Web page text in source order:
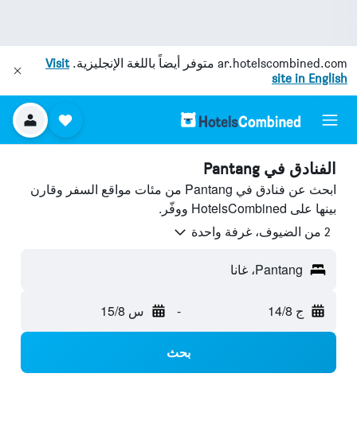
ar.hotelscombined.com متوفر أيضاً باللغة الإنجليزية.Visit
site in English
الفنادق في Pantang
ابحث عن فنادق في Pantang من مئات مواقع السفر وقارن
بينها على HotelsCombined ووفّر.
2 من الضيوف، غرفة واحدة
Pantang، غانا
ج 14/8 - س 15/8
بحث